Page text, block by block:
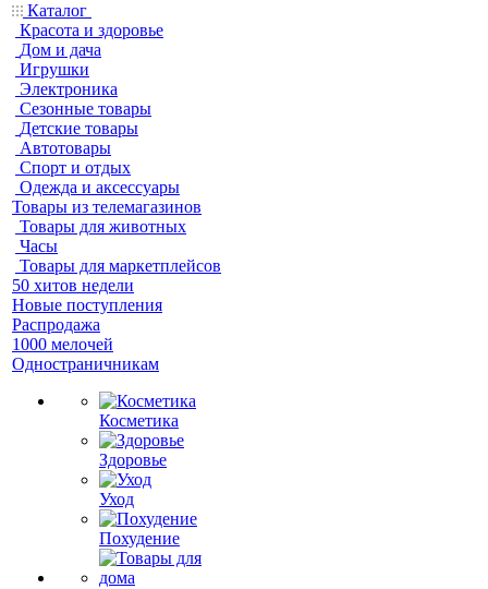
Каталог
Красота и здоровье
Дом и дача
Игрушки
Электроника
Сезонные товары
Детские товары
Автотовары
Спорт и отдых
Одежда и аксессуары
Товары из телемагазинов
Товары для животных
Часы
Товары для маркетплейсов
50 хитов недели
Новые поступления
Распродажа
1000 мелочей
Одностраничникам
Косметика
Здоровье
Уход
Похудение